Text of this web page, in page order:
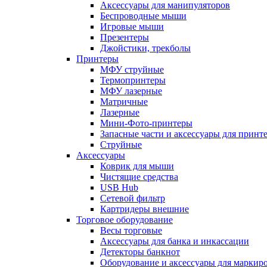
Аксессуары для манипуляторов
Беспроводные мыши
Игровые мыши
Презентеры
Джойстики, трекболы
Принтеры
МФУ струйные
Термопринтеры
МФУ лазерные
Матричные
Лазерные
Мини-Фото-принтеры
Запасные части и аксессуары для
Струйные
Аксессуары
Коврик для мыши
Чистящие средства
USB Hub
Сетевой фильтр
Картридеры внешние
Торговое оборудование
Весы торговые
Аксессуары для банка и инкассации
Детекторы банкнот
Оборудование и аксессуары для